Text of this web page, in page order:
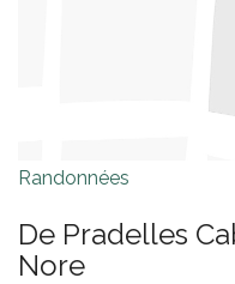
Randonnées
De Pradelles
Nore